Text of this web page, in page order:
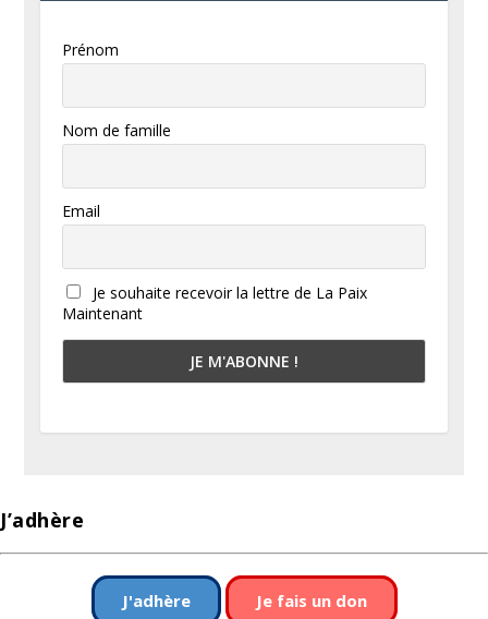
Prénom
Nom de famille
Email
Je souhaite recevoir la lettre de La Paix
Maintenant
J’adhère
J'adhère Je fais un don